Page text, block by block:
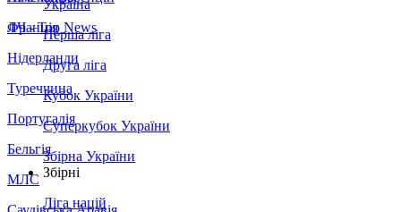
Франція
Нідерланди
Туреччина
Португалія
Бельгія
МЛС
ЛЧ - Top News
Україна
Перша ліга
Друга ліга
Кубок України
Суперкубок України
Збірна України
Збірні
Ліга націй